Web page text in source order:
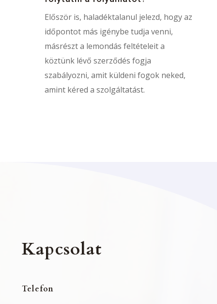
Először is, haladéktalanul jelezd, hogy az
időpontot más igénybe tudja venni,
másrészt a lemondás feltételeit a
köztünk lévő szerződés fogja
szabályozni, amit küldeni fogok neked,
amint kéred a szolgáltatást.
Kapcsolat
Telefon